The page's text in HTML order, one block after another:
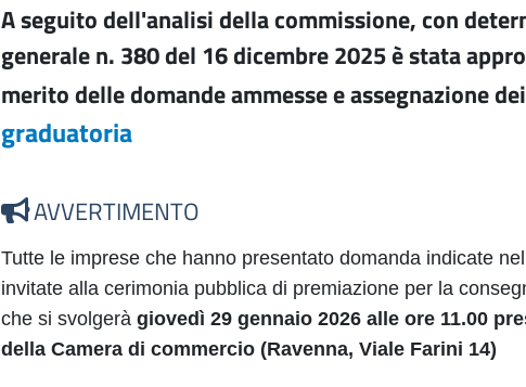
A seguito dell'analisi della commissione, con
generale n. 380 del 16 dicembre 2025 è stata
merito delle domande ammesse e assegnazione
graduatoria
AVVERTIMENTO
Tutte le imprese che hanno presentato domanda indicate
invitate alla cerimonia pubblica di premiazione per la
che si svolgerà giovedì 29 gennaio 2026 alle ore 11.00
della Camera di commercio (Ravenna, Viale Farini 14)